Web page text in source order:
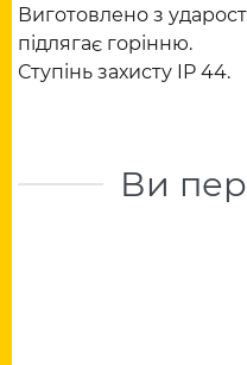
Виготовлено з
підлягає горінню.
Ступінь захисту IP 44.
Ви